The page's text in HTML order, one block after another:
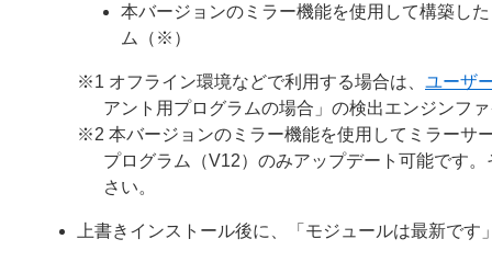
本バージョンのミラー機能を使用して構築し
ム（※）
※1 オフライン環境などで利用する場合は、 ユーザ
アント用プログラムの場合」の検出エンジンフ
※2 本バージョンのミラー機能を使用してミラーサ
プログラム（V12）のみアップデート可能です
さい。
上書きインストール後に、「モジュールは最新です